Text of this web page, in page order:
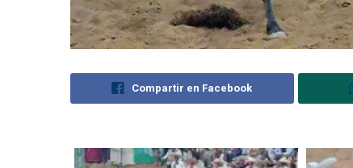
Compartir en Facebook